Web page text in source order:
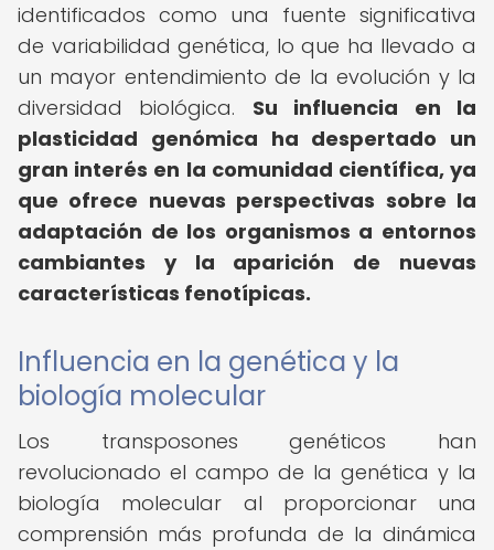
identificados como una fuente significativa
de variabilidad genética, lo que ha llevado a
un mayor entendimiento de la evolución y la
diversidad biológica. Su influencia en la
plasticidad genómica ha despertado un
gran interés en la comunidad científica, ya
que ofrece nuevas perspectivas sobre la
adaptación de los organismos a entornos
cambiantes y la aparición de nuevas
características fenotípicas.
Influencia en la genética y la
biología molecular
Los transposones genéticos han
revolucionado el campo de la genética y la
biología molecular al proporcionar una
comprensión más profunda de la dinámica